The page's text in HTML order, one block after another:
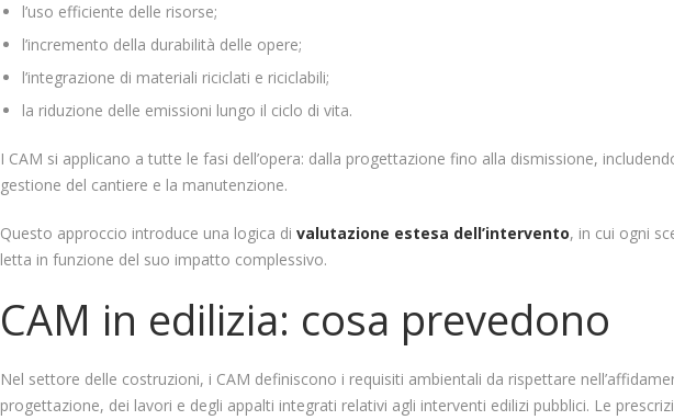
l’uso efficiente delle risorse;
l’incremento della durabilità delle opere;
l’integrazione di materiali riciclati e riciclabili;
la riduzione delle emissioni lungo il ciclo di vita.
I CAM si applicano a tutte le fasi dell’opera: dalla progettazione fino alla dismissione,
gestione del cantiere e la manutenzione.
Questo approccio introduce una logica divalutazione estesa dell’intervento, in cui ogni
letta in funzione del suo impatto complessivo.
CAM in edilizia: cosa prevedono
Nel settore delle costruzioni, i CAM definiscono i requisiti ambientali da rispettare
progettazione, dei lavori e degli appalti integrati relativi agli interventi edilizi pubblici. Le